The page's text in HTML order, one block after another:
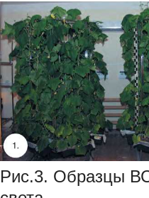
Рис.3. Образцы